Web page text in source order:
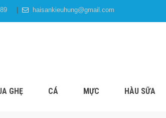
haisankieuhung@gmail.com
GHẸ CÁ MỰC HÀU SỮA